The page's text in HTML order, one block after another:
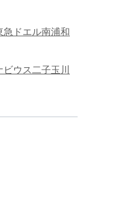
急ドエル南浦和
ビウス二子玉川